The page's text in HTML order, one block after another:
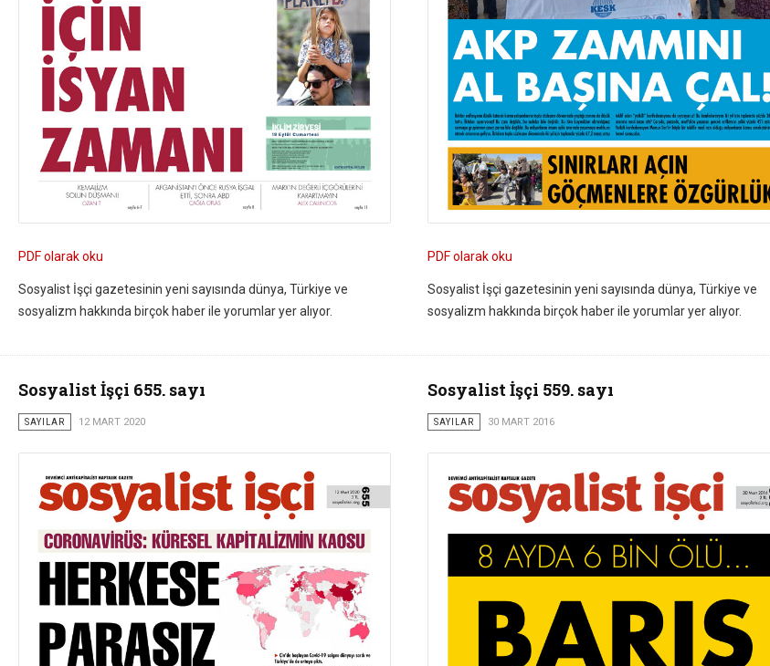
PDF olarak oku
Sosyalist İşçi gazetesinin yeni sayısında dünya, Türkiye ve
sosyalizm hakkında birçok haber ile yorumlar yer alıyor.
PDF olarak oku
Sosyalist İşçi gazetesinin yeni sayısında dünya, Türkiye ve
sosyalizm hakkında birçok haber ile yorumlar yer alıyor.
Sosyalist İşçi 655. sayı
SAYILAR 12 MART 2020
Sosyalist İşçi 559. sayı
SAYILAR 30 MART 2016